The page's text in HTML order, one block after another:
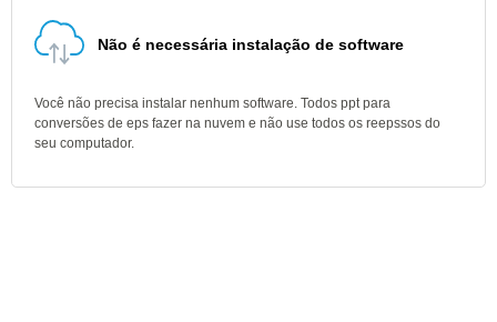
Não é necessária instalação de software
Você não precisa instalar nenhum software. Todos ppt para
conversões de eps fazer na nuvem e não use todos os reepssos do
seu computador.